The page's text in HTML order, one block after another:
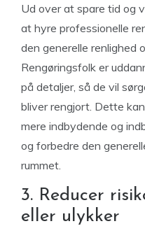
Ud over at spare tid og
at hyre professionelle
den generelle renlighed
Rengøringsfolk er
på detaljer, så de vil
bliver rengjort. Dette
mere indbydende og
og forbedre den
rummet.
3. Reducer
eller ulykker